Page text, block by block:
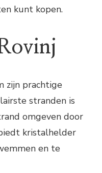
kunt kopen.
zijn prachtige
stranden is
omgeven door
kristalhelder
en te